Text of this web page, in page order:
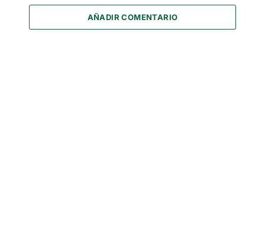
AÑADIR COMENTARIO